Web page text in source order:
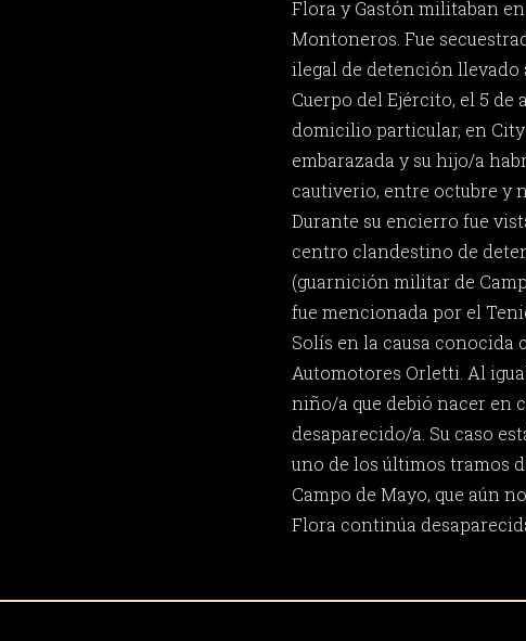
Flora y Gastón militaban
Montoneros. Fue
ilegal de detención llevado
Cuerpo del Ejército, el 5 de
domicilio particular, en City
embarazada y su hijo/a
cautiverio, entre octubre y
Durante su encierro fue
centro clandestino de
(guarnición militar de
fue mencionada por el
Solís en la causa conocida
Automotores Orletti. Al
niño/a que debió nacer en
desaparecido/a. Su caso
uno de los últimos tramos
Campo de Mayo, que aún
Flora continúa